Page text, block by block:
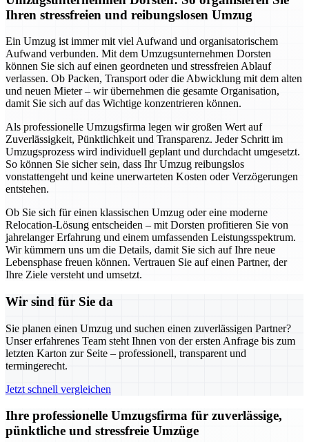
Ihren stressfreien und reibungslosen Umzug
Ein Umzug ist immer mit viel Aufwand und organisatorischem
Aufwand verbunden. Mit dem Umzugsunternehmen Dorsten
können Sie sich auf einen geordneten und stressfreien Ablauf
verlassen. Ob Packen, Transport oder die Abwicklung mit dem alten
und neuen Mieter – wir übernehmen die gesamte Organisation,
damit Sie sich auf das Wichtige konzentrieren können.
Als professionelle Umzugsfirma legen wir großen Wert auf
Zuverlässigkeit, Pünktlichkeit und Transparenz. Jeder Schritt im
Umzugsprozess wird individuell geplant und durchdacht umgesetzt.
So können Sie sicher sein, dass Ihr Umzug reibungslos
vonstattengeht und keine unerwarteten Kosten oder Verzögerungen
entstehen.
Ob Sie sich für einen klassischen Umzug oder eine moderne
Relocation-Lösung entscheiden – mit Dorsten profitieren Sie von
jahrelanger Erfahrung und einem umfassenden Leistungsspektrum.
Wir kümmern uns um die Details, damit Sie sich auf Ihre neue
Lebensphase freuen können. Vertrauen Sie auf einen Partner, der
Ihre Ziele versteht und umsetzt.
Wir sind für Sie da
Sie planen einen Umzug und suchen einen zuverlässigen Partner?
Unser erfahrenes Team steht Ihnen von der ersten Anfrage bis zum
letzten Karton zur Seite – professionell, transparent und
termingerecht.
Jetzt schnell vergleichen
Ihre professionelle Umzugsfirma für zuverlässige,
pünktliche und stressfreie Umzüge